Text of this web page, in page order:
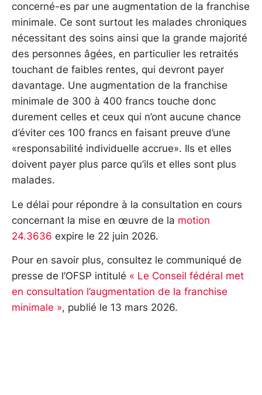
concerné-es par une augmentation de la franchise
minimale. Ce sont surtout les malades chroniques
nécessitant des soins ainsi que la grande majorité
des personnes âgées, en particulier les retraités
touchant de faibles rentes, qui devront payer
davantage. Une augmentation de la franchise
minimale de 300 à 400 francs touche donc
durement celles et ceux qui n’ont aucune chance
d’éviter ces 100 francs en faisant preuve d’une
«responsabilité individuelle accrue». Ils et elles
doivent payer plus parce qu’ils et elles sont plus
malades.
Le délai pour répondre à la consultation en cours
concernant la mise en œuvre de la motion
24.3636 expire le 22 juin 2026.
Pour en savoir plus, consultez le communiqué de
presse de l’OFSP intitulé « Le Conseil fédéral met
en consultation l’augmentation de la franchise
minimale », publié le 13 mars 2026.